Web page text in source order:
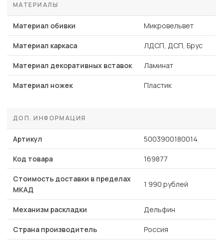
МАТЕРИАЛЫ
Материал обивки Микровельвет
Материал каркаса ЛДСП, ДСП, Брус
Материал декоративных вставок Ламинат
Материал ножек Пластик
ДОП. ИНФОРМАЦИЯ
Артикул 5003900180014
Код товара 169877
Стоимость доставки в пределах
МКАД
1 990 рублей
Механизм раскладки Дельфин
Страна производитель Россия